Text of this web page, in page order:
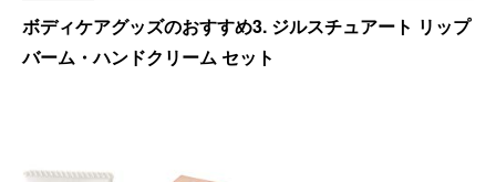
ボディケアグッズのおすすめ3. ジルスチュアート リップ
バーム・ハンドクリーム セット